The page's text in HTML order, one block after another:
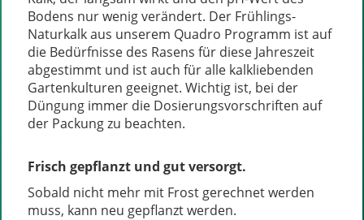
Bodens nur wenig verändert. Der Frühlings-
Naturkalk aus unserem Quadro Programm ist auf
die Bedürfnisse des Rasens für diese Jahreszeit
abgestimmt und ist auch für alle kalkliebenden
Gartenkulturen geeignet. Wichtig ist, bei der
Düngung immer die Dosierungsvorschriften auf
der Packung zu beachten.
Frisch gepflanzt und gut versorgt.
Sobald nicht mehr mit Frost gerechnet werden
muss, kann neu gepflanzt werden.